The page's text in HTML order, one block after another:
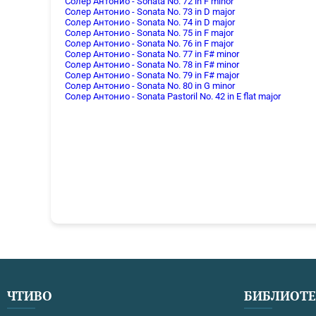
Солер Антонио - Sonata No. 73 in D major
Солер Антонио - Sonata No. 74 in D major
Солер Антонио - Sonata No. 75 in F major
Солер Антонио - Sonata No. 76 in F major
Солер Антонио - Sonata No. 77 in F# minor
Солер Антонио - Sonata No. 78 in F# minor
Солер Антонио - Sonata No. 79 in F# major
Солер Антонио - Sonata No. 80 in G minor
Солер Антонио - Sonata Pastoril No. 42 in E flat major
ЧТИВО